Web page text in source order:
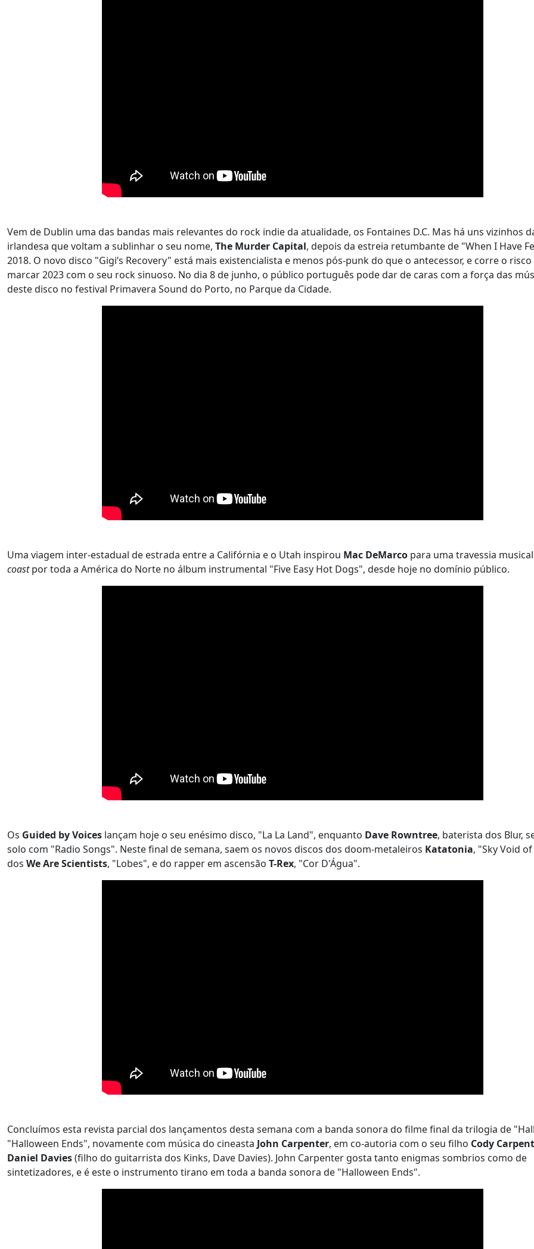
Vem de Dublin uma das bandas mais relevantes do rock indie da atualidade, os Fontaines D.C. Mas há uns vizinhos
irlandesa que voltam a sublinhar o seu nome, The Murder Capital, depois da estreia retumbante de "When I Have
2018. O novo disco "Gigi’s Recovery" está mais existencialista e menos pós-punk do que o antecessor, e corre o risco
marcar 2023 com o seu rock sinuoso. No dia 8 de junho, o público português pode dar de caras com a força das
deste disco no festival Primavera Sound do Porto, no Parque da Cidade.
Uma viagem inter-estadual de estrada entre a Califórnia e o Utah inspirou Mac DeMarco para uma travessia musical
coastpor toda a América do Norte no álbum instrumental "Five Easy Hot Dogs", desde hoje no domínio público.
Os Guided by Voices lançam hoje o seu enésimo disco, "La La Land", enquanto Dave Rowntree, baterista dos Blur,
solo com "Radio Songs". Neste final de semana, saem os novos discos dos doom-metaleiros Katatonia, "Sky Void
dos We Are Scientists, "Lobes", e do rapper em ascensão T-Rex, "Cor D'Água".
Concluímos esta revista parcial dos lançamentos desta semana com a banda sonora do filme final da trilogia de
"Halloween Ends", novamente com música do cineasta John Carpenter, em co-autoria com o seu filho Cody
Daniel Davies(filho do guitarrista dos Kinks, Dave Davies). John Carpenter gosta tanto enigmas sombrios como de
sintetizadores, e é este o instrumento tirano em toda a banda sonora de "Halloween Ends".